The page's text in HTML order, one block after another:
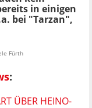
in einigen
bei "Tarzan",
Fürth
:
ÜBER HEINO-